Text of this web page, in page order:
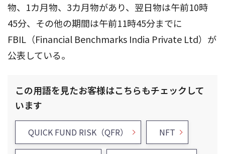
物、1カ月物、3カ月物があり、翌日物は午前10時
45分、その他の期間は午前11時45分までに
FBIL（Financial Benchmarks India Private Ltd）が
公表している。
この用語を見たお客様はこちらもチェックして
います
QUICK FUND RISK（QFR） NFT